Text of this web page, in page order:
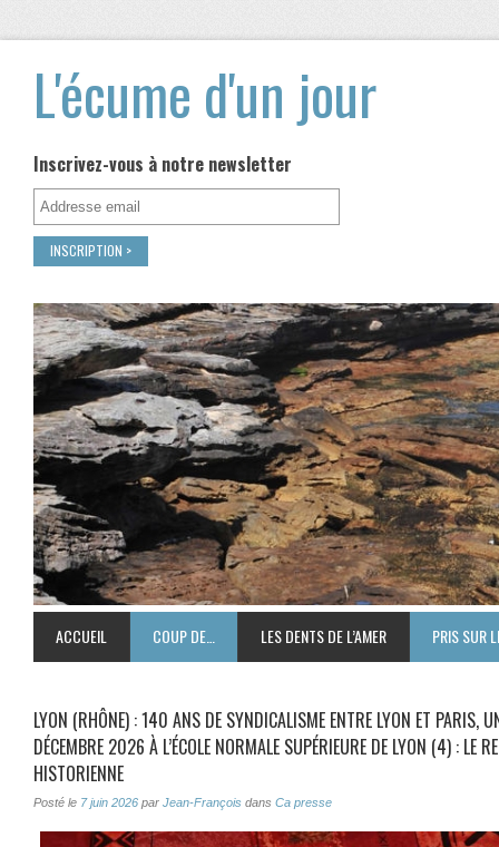
L'écume d'un jour
Inscrivez-vous à notre newsletter
ACCUEIL COUP DE… LES DENTS DE L’AMER PRIS SUR
LYON (RHÔNE) : 140 ANS DE SYNDICALISME ENTRE LYON ET PARIS,
DÉCEMBRE 2026 À L’ÉCOLE NORMALE SUPÉRIEURE DE LYON (4) : LE
HISTORIENNE
Posté le 7 juin 2026 par Jean-François dans Ca presse